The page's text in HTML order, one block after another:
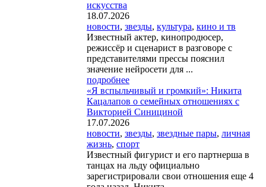
искусства
18.07.2026
новости, звезды, культура, кино и тв
Известный актер, кинопродюсер,
режиссёр и сценарист в разговоре с
представителями прессы пояснил
значение нейросети для ...
подробнее
«Я вспыльчивый и громкий»: Никита
Кацалапов о семейных отношениях с
Викторией Синициной
17.07.2026
новости, звезды, звездные пары, личная
жизнь, спорт
Известный фигурист и его партнерша в
танцах на льду официально
зарегистрировали свои отношения еще 4